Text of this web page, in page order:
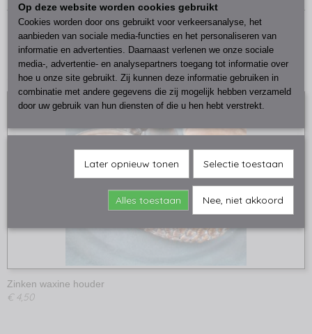
Ook interessant
Zinken waxine houder
€ 4,50
Op deze website worden cookies gebruikt
Cookies worden door ons gebruikt voor verkeersanalyse, het
aanbieden van sociale media-functies en het personaliseren van
informatie en advertenties. Daarnaast verlenen we onze sociale
media-, advertentie- en analysepartners toegang tot informatie over
hoe u onze site gebruikt. Zij kunnen deze informatie gebruiken in
combinatie met andere gegevens die zij mogelijk hebben verzameld
door uw gebruik van hun diensten of die u hen hebt verstrekt.
Later opnieuw tonen Selectie toestaan
Alles toestaan Nee, niet akkoord